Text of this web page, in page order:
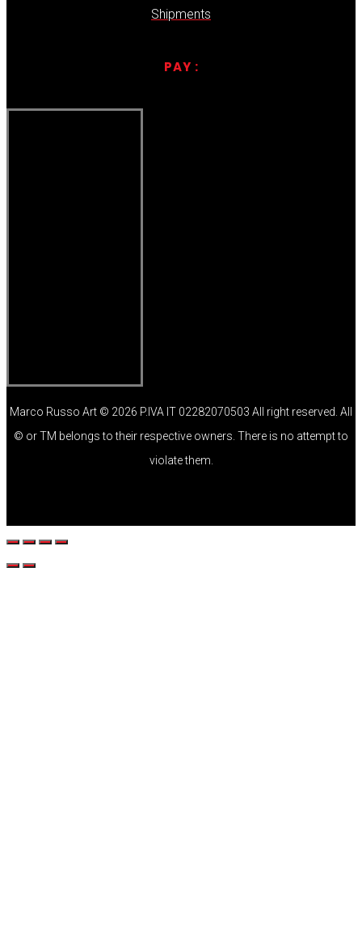
Shipments
PAY :
Marco Russo Art © 2026 P.IVA IT 02282070503 All right reserved. All
© or TM belongs to their respective owners. There is no attempt to
violate them.